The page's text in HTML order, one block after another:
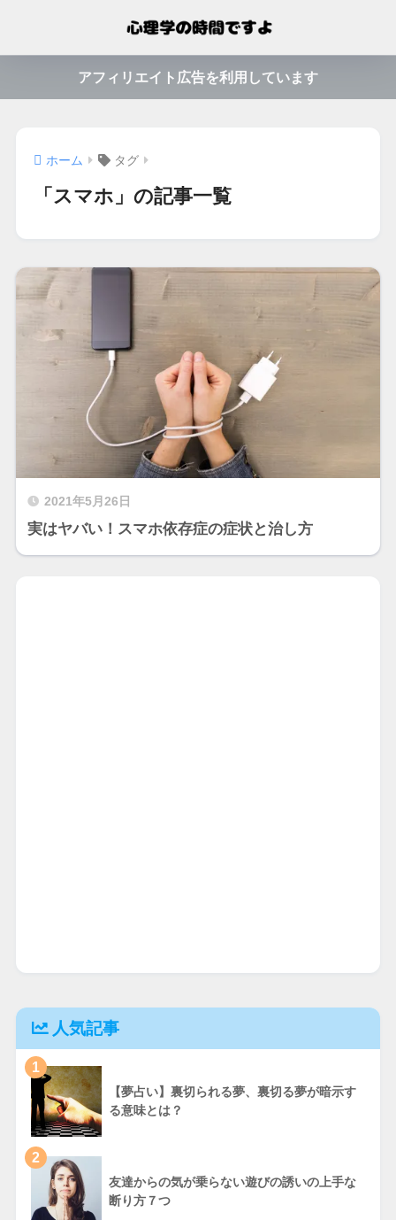
アフィリエイト広告を利用しています
ホーム タグ
「スマホ」の記事一覧
2021年5月26日
実はヤバい！スマホ依存症の症状と治し方
人気記事
1
【夢占い】裏切られる夢、裏切る夢が暗示す
る意味とは？
2
友達からの気が乗らない遊びの誘いの上手な
断り方７つ